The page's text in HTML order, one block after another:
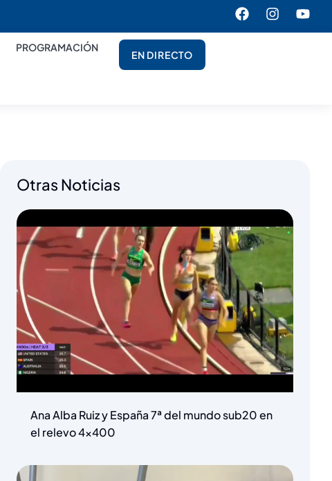
PROGRAMACIÓN
EN DIRECTO
Otras Noticias
Ana Alba Ruiz y España 7ª del mundo sub20 en
el relevo 4×400